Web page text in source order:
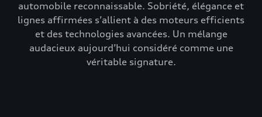
automobile reconnaissable. Sobriété, élégance et
lignes affirmées s’allient à des moteurs efficients
et des technologies avancées. Un mélange
audacieux aujourd’hui considéré comme une
véritable signature.